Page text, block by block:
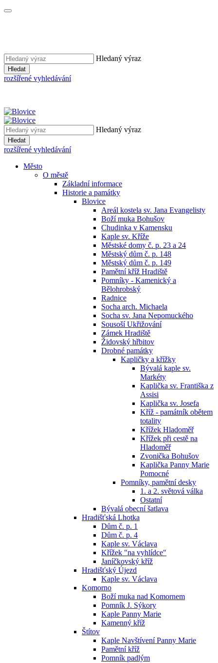
Hledaný výraz
Hledat
rozšířené vyhledávání
Hledaný výraz
Hledat
rozšířené vyhledávání
Město
O městě
Základní informace
Historie a památky
Blovice
Areál kostela sv. Jana Evangelisty
Boží muka Bohušov
Chudinka v Kamensku
Kaple sv. Kříže
Městské domy č. p. 23 a 24
Městský dům č. p. 148
Městský dům č. p. 149
Pamětní kříž Hradiště
Pomníky - Kamenický a
Bělohrobský
Radnice
Socha arch. Michaela
Socha sv. Jana Nepomuckého
Sousoší Ukřižování
Zámek Hradiště
Židovský hřbitov
Drobné památky
Kapličky a křížky
Bývalá kaple sv.
Markéty
Kaplička sv. Františka z
Assisi
Kaplička sv. Josefa
Kříž - památník obětem
totality
Křížek Hladoměř
Křížek při cestě na
Hladoměř
Zvonička Bohušov
Kaplička Panny Marie
Pomocné
Pomníky, pamětní desky
1. a 2. světová válka
Ostatní
Bývalá obecní šatlava
Hradišťská Lhotka
Dům č. p. 1
Dům č. p. 4
Kaple sv. Václava
Křížek "na vyhlídce"
Janíčkovský kříž
Hradišťský Újezd
Kaple sv. Václava
Komorno
Boží muka nad Komornem
Pomník J. Sýkory
Kaple Panny Marie
Kamenný kříž
Štítov
Kaple Navštívení Panny Marie
Pamětní kříž
Pomník padlým